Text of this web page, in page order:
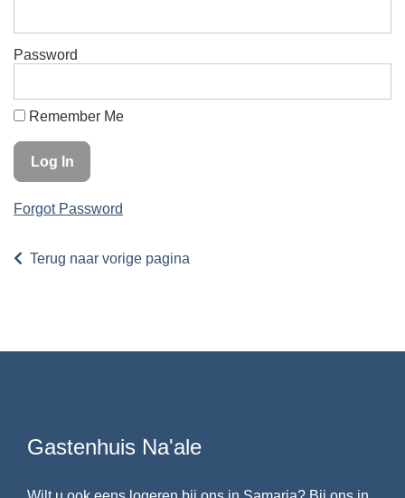
Password
Remember Me
Forgot Password
Terug naar vorige pagina
Gastenhuis Na'ale